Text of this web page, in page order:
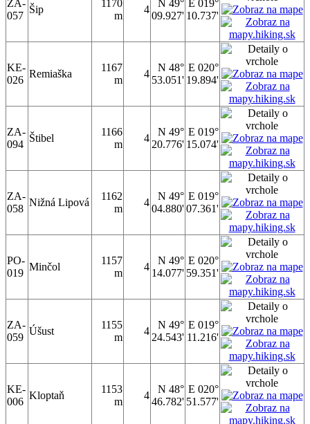
ZA-
057
Šip
1170
m
4
N 49°
09.927'
E 019°
10.737'
KE-
026
Remiaška
1167
m
4
N 48°
53.051'
E 020°
19.894'
ZA-
094
Štibel
1166
m
4
N 49°
20.776'
E 019°
15.074'
ZA-
058
Nižná Lipová
1162
m
4
N 49°
04.880'
E 019°
07.361'
PO-
019
Minčol
1157
m
4
N 49°
14.077'
E 020°
59.351'
ZA-
059
Úšust
1155
m
4
N 49°
24.543'
E 019°
11.216'
KE-
006
Kloptaň
1153
m
4
N 48°
46.782'
E 020°
51.577'